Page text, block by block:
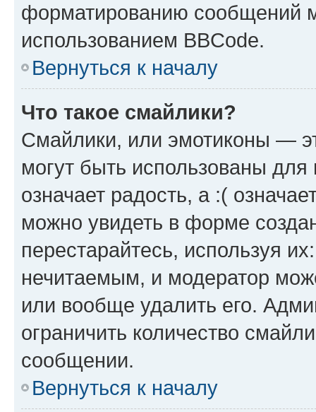
форматированию сообщений
использованием BBCode.
Вернуться к началу
Что такое смайлики?
Смайлики, или эмотиконы —
могут быть использованы
означает радость, а :(
можно увидеть в форме
перестарайтесь, используя
нечитаемым, и модератор
или вообще удалить его.
ограничить количество
сообщении.
Вернуться к началу